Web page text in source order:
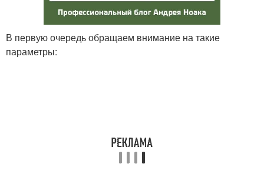
В первую очередь обращаем внимание на такие
параметры: